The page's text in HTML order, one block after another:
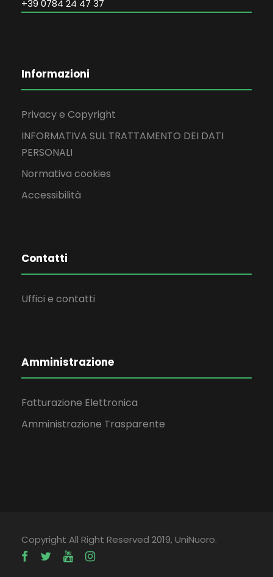
+39 0784 24 47 37
Informazioni
Privacy e Copyright
INFORMATIVA SUL TRATTAMENTO DEI DATI
PERSONALI
Normativa cookies
Accessibilità
Contatti
Uffici e contatti
Amministrazione
Fatturazione Elettronica
Amministrazione Trasparente
Copyright All Right Reserved 2019, UniNuoro.